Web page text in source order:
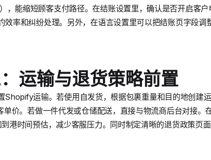
，能缩短顾客支付路径。在结账设置里，确认是否开启客
效率和纠纷处理。另外，在语言设置里可以把结账页字段调
运输与退货策略前置
Shopify运输。若使用自发货，根据包裹重量和目的地创建
单价。若做一件代发或仓储配送，直接与物流商后台对接。
港时间预估，减少客服压力。同时制定清晰的退货政策页